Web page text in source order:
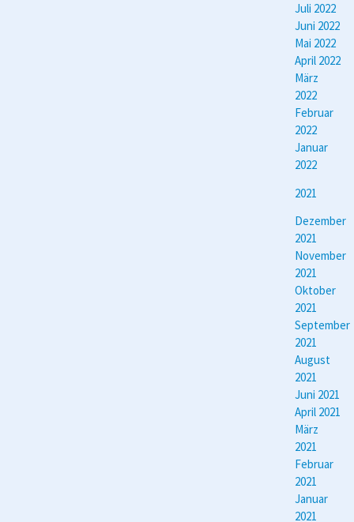
Juli 2022
Juni 2022
Mai 2022
April 2022
März
2022
Februar
2022
Januar
2022
2021
Dezember
2021
November
2021
Oktober
2021
September
2021
August
2021
Juni 2021
April 2021
März
2021
Februar
2021
Januar
2021